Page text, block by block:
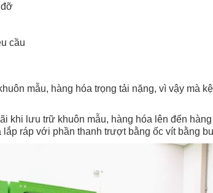
cầu
mẫu, hàng hóa trọng tải nặng, vì vậy mà
khi lưu trữ khuôn mẫu, hàng hóa lên đến
ráp với phần thanh trượt bằng ốc vít bằng